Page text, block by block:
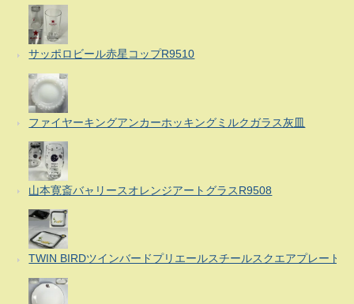
サッポロビール赤星コップR9510
ファイヤーキングアンカーホッキングミルクガラス灰皿
山本寛斎バャリースオレンジアートグラスR9508
TWIN BIRDツインバードプリエールスチールスクエアプレート